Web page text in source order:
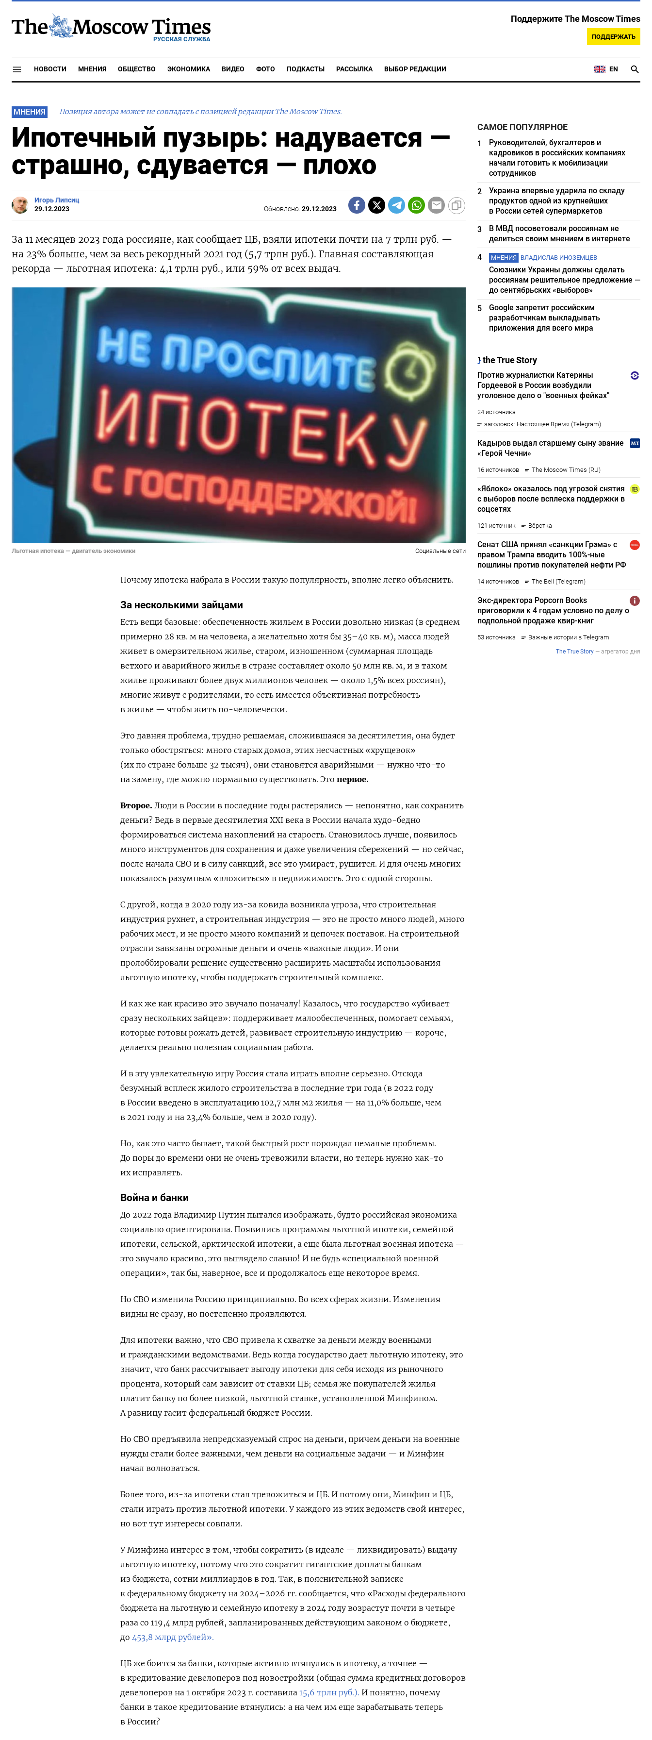
РУССКАЯ СЛУЖБА
Поддержите The Moscow Times
ПОДДЕРЖАТЬ
НОВОСТИ МНЕНИЯ ОБЩЕСТВО ЭКОНОМИКА ВИДЕО ФОТО ПОДКАСТЫ РАССЫЛКА ВЫБОР РЕДАКЦИИ EN
МНЕНИЯ Позиция автора может не совпадать с позицией редакции The Moscow Times.
Ипотечный пузырь: надувается —
страшно, сдувается — плохо
Игорь Липсиц
29.12.2023
Обновлено:29.12.2023
За 11 месяцев 2023 года россияне, как сообщает ЦБ, взяли ипотеки почти на 7 трлн руб. —
на 23% больше, чем за весь рекордный 2021 год (5,7 трлн руб.). Главная составляющая
рекорда — льготная ипотека: 4,1 трлн руб., или 59% от всех выдач.
Льготная ипотека — двигатель экономики Социальные сети
Почему ипотека набрала в России такую популярность, вполне легко объяснить.
За несколькими зайцами
Есть вещи базовые: обеспеченность жильем в России довольно низкая (в среднем
примерно 28 кв. м на человека, а желательно хотя бы 35–40 кв. м), масса людей
живет в омерзительном жилье, старом, изношенном (суммарная площадь
ветхого и аварийного жилья в стране составляет около 50 млн кв. м, и в таком
жилье проживают более двух миллионов человек — около 1,5% всех россиян),
многие живут с родителями, то есть имеется объективная потребность
в жилье — чтобы жить по-человечески.
Это давняя проблема, трудно решаемая, сложившаяся за десятилетия, она будет
только обостряться: много старых домов, этих несчастных «хрущевок»
(их по стране больше 32 тысяч), они становятся аварийными — нужно что-то
на замену, где можно нормально существовать. Это первое.
Второе. Люди в России в последние годы растерялись — непонятно, как сохранить
деньги? Ведь в первые десятилетия XXI века в России начала худо-бедно
формироваться система накоплений на старость. Становилось лучше, появилось
много инструментов для сохранения и даже увеличения сбережений — но сейчас,
после начала СВО и в силу санкций, все это умирает, рушится. И для очень многих
показалось разумным «вложиться» в недвижимость. Это с одной стороны.
С другой, когда в 2020 году из-за ковида возникла угроза, что строительная
индустрия рухнет, а строительная индустрия — это не просто много людей, много
рабочих мест, и не просто много компаний и цепочек поставок. На строительной
отрасли завязаны огромные деньги и очень «важные люди». И они
пролоббировали решение существенно расширить масштабы использования
льготную ипотеку, чтобы поддержать строительный комплекс.
И как же как красиво это звучало поначалу! Казалось, что государство «убивает
сразу нескольких зайцев»: поддерживает малообеспеченных, помогает семьям,
которые готовы рожать детей, развивает строительную индустрию — короче,
делается реально полезная социальная работа.
И в эту увлекательную игру Россия стала играть вполне серьезно. Отсюда
безумный всплеск жилого строительства в последние три года (в 2022 году
в России введено в эксплуатацию 102,7 млн м2 жилья — на 11,0% больше, чем
в 2021 году и на 23,4% больше, чем в 2020 году).
Но, как это часто бывает, такой быстрый рост порождал немалые проблемы.
До поры до времени они не очень тревожили власти, но теперь нужно как-то
их исправлять.
Война и банки
До 2022 года Владимир Путин пытался изображать, будто российская экономика
социально ориентирована. Появились программы льготной ипотеки, семейной
ипотеки, сельской, арктической ипотеки, а еще была льготная военная ипотека —
это звучало красиво, это выглядело славно! И не будь «специальной военной
операции», так бы, наверное, все и продолжалось еще некоторое время.
Но СВО изменила Россию принципиально. Во всех сферах жизни. Изменения
видны не сразу, но постепенно проявляются.
Для ипотеки важно, что СВО привела к схватке за деньги между военными
и гражданскими ведомствами. Ведь когда государство дает льготную ипотеку, это
значит, что банк рассчитывает выгоду ипотеки для себя исходя из рыночного
процента, который сам зависит от ставки ЦБ; семья же покупателей жилья
платит банку по более низкой, льготной ставке, установленной Минфином.
А разницу гасит федеральный бюджет России.
Но СВО предъявила непредсказуемый спрос на деньги, причем деньги на военные
нужды стали более важными, чем деньги на социальные задачи — и Минфин
начал волноваться.
Более того, из-за ипотеки стал тревожиться и ЦБ. И потому они, Минфин и ЦБ,
стали играть против льготной ипотеки. У каждого из этих ведомств свой интерес,
но вот тут интересы совпали.
У Минфина интерес в том, чтобы сократить (в идеале — ликвидировать) выдачу
льготную ипотеку, потому что это сократит гигантские доплаты банкам
из бюджета, сотни миллиардов в год. Так, в пояснительной записке
к федеральному бюджету на 2024–2026 гг. сообщается, что «Расходы федерального
бюджета на льготную и семейную ипотеку в 2024 году возрастут почти в четыре
раза со 119,4 млрд рублей, запланированных действующим законом о бюджете,
до 453,8 млрд рублей».
ЦБ же боится за банки, которые активно втянулись в ипотеку, а точнее —
в кредитование девелоперов под новостройки (общая сумма кредитных договоров
девелоперов на 1 октября 2023 г. составила 15,6 трлн руб.). И понятно, почему
банки в такое кредитование втянулись: а на чем им еще зарабатывать теперь
в России?
САМОЕ ПОПУЛЯРНОЕ
1
Руководителей, бухгалтеров и
кадровиков в российских компаниях
начали готовить к мобилизации
сотрудников
2
Украина впервые ударила по складу
продуктов одной из крупнейших
в России сетей супермаркетов
3
В МВД посоветовали россиянам не
делиться своим мнением в интернете
4
МНЕНИЯ ВЛАДИСЛАВ ИНОЗЕМЦЕВ
Союзники Украины должны сделать
россиянам решительное предложение —
до сентябрьских «выборов»
5
Google запретит российским
разработчикам выкладывать
приложения для всего мира